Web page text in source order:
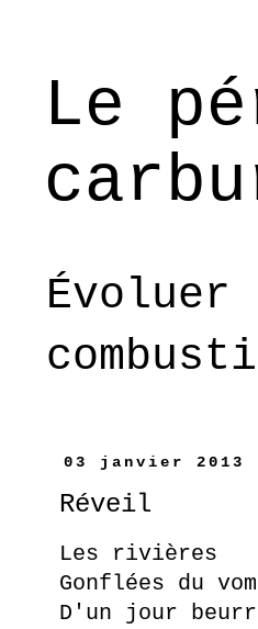
Le
03 janvier 2013
Réveil
Les rivières
Gonflées du
D'un jour